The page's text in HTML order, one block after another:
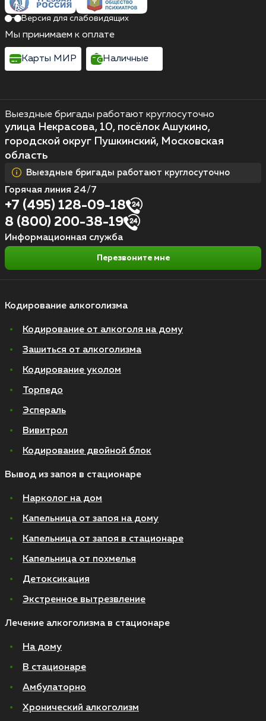
Кодирование алкоголизма
Кодирование от алкоголя на дому
Зашиться от алкоголизма
Кодирование уколом
Торпедо
Эспераль
Вивитрол
Кодирование двойной блок
Вывод из запоя в стационаре
Нарколог на дом
Капельница от запоя на дому
Капельница от запоя в стационаре
Капельница от похмелья
Детоксикация
Экстренное вытрезвление
Лечение алкоголизма в стационаре
На дому
В стационаре
Амбулаторно
Хронический алкоголизм
Выездные бригады работают круглосуточно
улица Некрасова, 10, посёлок Ашукино,
городской округ Пушкинский, Московская
область
Выездные бригады работают круглосуточно
Горячая линия 24/7
+7 (495) 128-09-18
8 (800) 200-38-19
Информационная служба
Перезвоните мне
Версия для слабовидящих
Мы принимаем к оплате
Карты МИР Наличные